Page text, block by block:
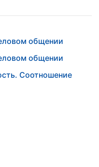
общении
общении
Соотношение